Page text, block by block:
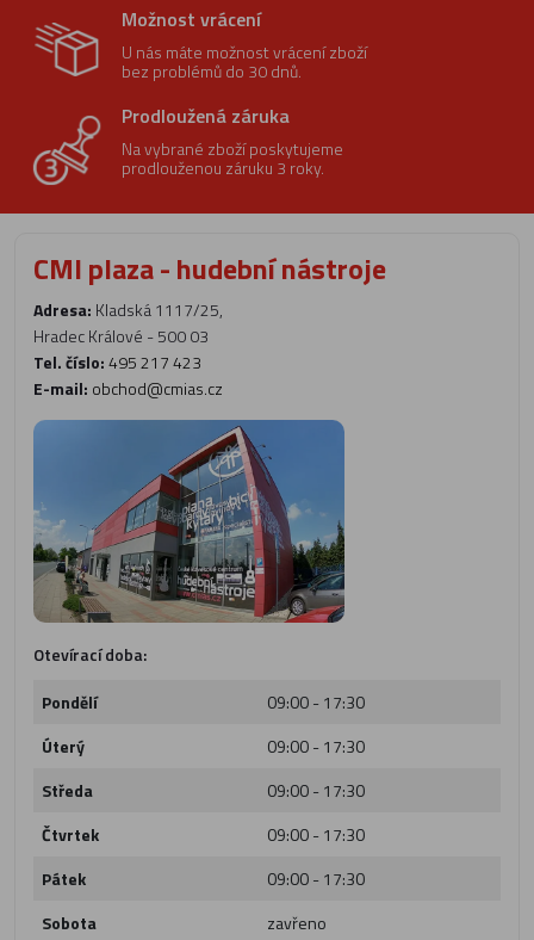
Možnost vrácení
U nás máte možnost vrácení zboží
bez problémů do 30 dnů.
Prodloužená záruka
Na vybrané zboží poskytujeme
prodlouženou záruku 3 roky.
CMI plaza - hudební nástroje
Adresa: Kladská 1117/25,
Hradec Králové - 500 03
Tel. číslo:495 217 423
E-mail: obchod@cmias.cz
Otevírací doba:
Pondělí
09:00 - 17:30
Úterý
09:00 - 17:30
Středa
09:00 - 17:30
Čtvrtek
09:00 - 17:30
Pátek
09:00 - 17:30
Sobota
zavřeno